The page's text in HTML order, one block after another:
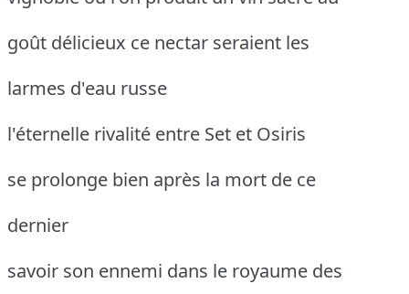
goût délicieux ce nectar seraient les
larmes d'eau russe
l'éternelle rivalité entre Set et Osiris
se prolonge bien après la mort de ce
dernier
savoir son ennemi dans le royaume des